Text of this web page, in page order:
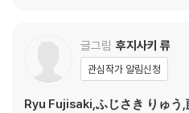
글그림 후지사키 류
관심작가 알림신청
Ryu Fujisaki,ふじさき りゅう,